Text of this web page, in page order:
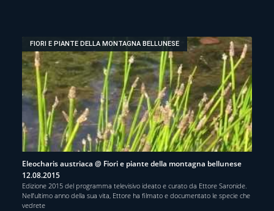
FIORI E PIANTE DELLA MONTAGNA BELLUNESE
Eleocharis austriaca @ Fiori e piante della montagna bellunese
12.08.2015
Edizione 2015 del programma televisivo ideato e curato da Ettore Saronide.
Nell’ultimo anno della sua vita, Ettore ha filmato e documentato le specie che
vedrete